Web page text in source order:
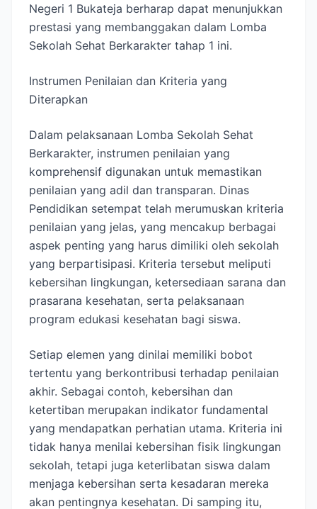
Negeri 1 Bukateja berharap dapat menunjukkan
prestasi yang membanggakan dalam Lomba
Sekolah Sehat Berkarakter tahap 1 ini.
Instrumen Penilaian dan Kriteria yang
Diterapkan
Dalam pelaksanaan Lomba Sekolah Sehat
Berkarakter, instrumen penilaian yang
komprehensif digunakan untuk memastikan
penilaian yang adil dan transparan. Dinas
Pendidikan setempat telah merumuskan kriteria
penilaian yang jelas, yang mencakup berbagai
aspek penting yang harus dimiliki oleh sekolah
yang berpartisipasi. Kriteria tersebut meliputi
kebersihan lingkungan, ketersediaan sarana dan
prasarana kesehatan, serta pelaksanaan
program edukasi kesehatan bagi siswa.
Setiap elemen yang dinilai memiliki bobot
tertentu yang berkontribusi terhadap penilaian
akhir. Sebagai contoh, kebersihan dan
ketertiban merupakan indikator fundamental
yang mendapatkan perhatian utama. Kriteria ini
tidak hanya menilai kebersihan fisik lingkungan
sekolah, tetapi juga keterlibatan siswa dalam
menjaga kebersihan serta kesadaran mereka
akan pentingnya kesehatan. Di samping itu,